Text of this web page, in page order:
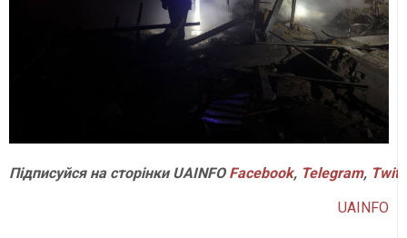
ПідписуйсянасторінкиUAINFO Facebook, Telegram,
UAINFO